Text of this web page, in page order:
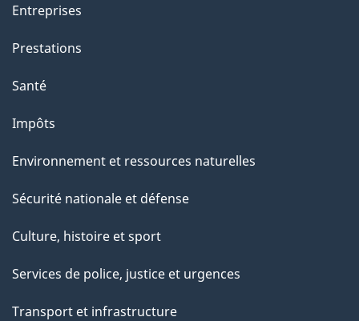
t
a
e
Entreprises
Prestations
Santé
Impôts
Environnement et ressources naturelles
Sécurité nationale et défense
Culture, histoire et sport
Services de police, justice et urgences
Transport et infrastructure